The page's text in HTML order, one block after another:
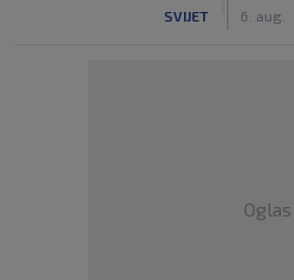
SVIJET 6. aug.
Oglas